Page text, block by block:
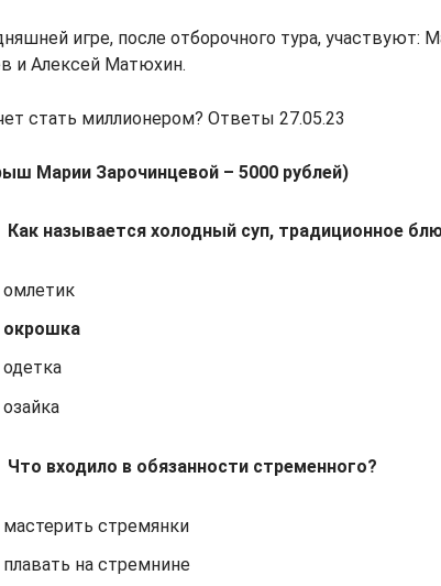
игре, после отборочного тура, участвуют:
и Алексей Матюхин.
стать миллионером? Ответы 27.05.23
Марии Зарочинцевой – 5000 рублей)
Как называется холодный суп, традиционное
омлетик
окрошка
одетка
озайка
Что входило в обязанности стременного?
мастерить стремянки
плавать на стремнине